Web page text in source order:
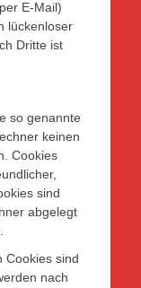
E-Mail)
lückenloser
Dritte ist
so genannte
keinen
Cookies
sind
abgelegt
Cookies sind
nach